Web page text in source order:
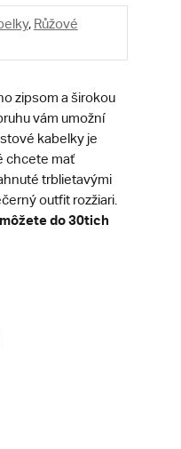
, Růžové
zipsom a širokou
vám umožní
kabelky je
chcete mať
trblietavými
outfit rozžiari.
do 30tich